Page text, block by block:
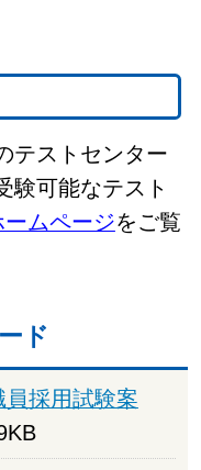
テストセンター
験可能なテスト
ームページをご覧
ド
採用試験案